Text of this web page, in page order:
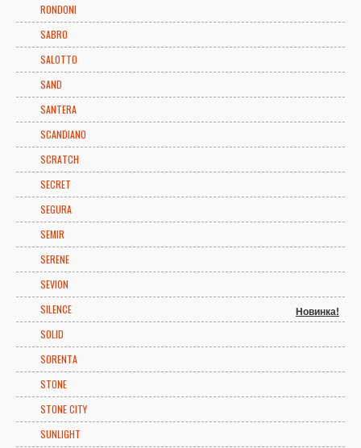
RONDONI
SABRO
SALOTTO
SAND
SANTERA
SCANDIANO
SCRATCH
SECRET
SEGURA
SEMIR
SERENE
SEVION
SILENCE
Новинка!
SOLID
SORENTA
STONE
STONE CITY
SUNLIGHT